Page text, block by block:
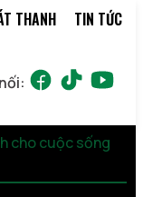
THANH TIN TỨC
cho cuộc sống